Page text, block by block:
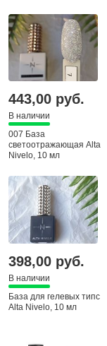
443,00 руб.
В наличии
007 База
светоотражающая Alta
Nivelo, 10 мл
398,00 руб.
В наличии
База для гелевых типс
Alta Nivelo, 10 мл